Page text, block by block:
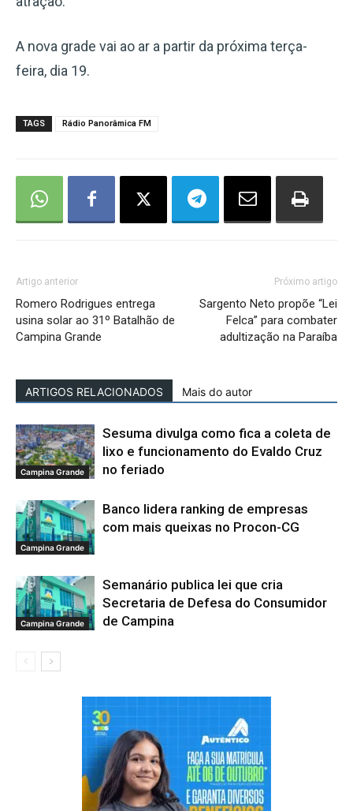
A nova grade vai ao ar a partir da próxima terça-
feira, dia 19.
TAGS Rádio Panorâmica FM
Artigo anterior
Romero Rodrigues entrega
usina solar ao 31º Batalhão de
Campina Grande
Próximo artigo
Sargento Neto propõe “Lei
Felca” para combater
adultização na Paraíba
ARTIGOS RELACIONADOS Mais do autor
Campina Grande
Sesuma divulga como fica a coleta de
lixo e funcionamento do Evaldo Cruz
no feriado
Campina Grande
Banco lidera ranking de empresas
com mais queixas no Procon-CG
Campina Grande
Semanário publica lei que cria
Secretaria de Defesa do Consumidor
de Campina